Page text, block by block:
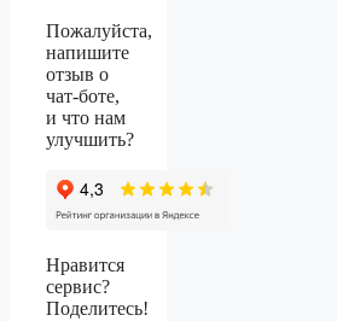
Пожалуйста,
напишите
отзыв о
чат-боте,
и что нам
улучшить?
Нравится
сервис?
Поделитесь!